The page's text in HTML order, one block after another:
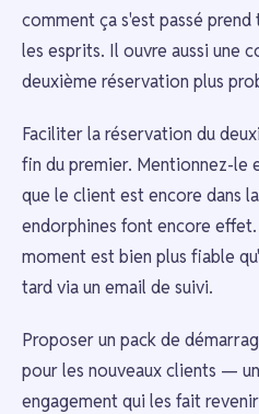
comment ça s'est passé
les esprits. Il ouvre aussi une
deuxième réservation plus
Faciliter la réservation du
fin du premier. Mentionnez-le
que le client est encore dans
endorphines font encore
moment est bien plus fiable
tard via un email de suivi.
Proposer un pack de
pour les nouveaux clients —
engagement qui les fait